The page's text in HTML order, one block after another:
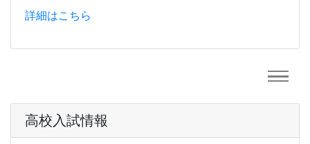
詳細はこちら
高校入試情報